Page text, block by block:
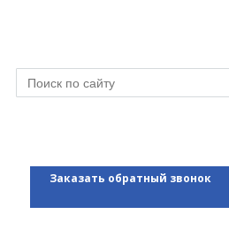
Заказать обратный звонок